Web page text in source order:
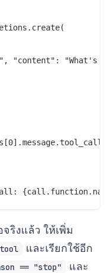
"content": "What's
ริงแล้ว ให้เพิ่ม
tool
และเรียกใช้อีก
== "stop" และ